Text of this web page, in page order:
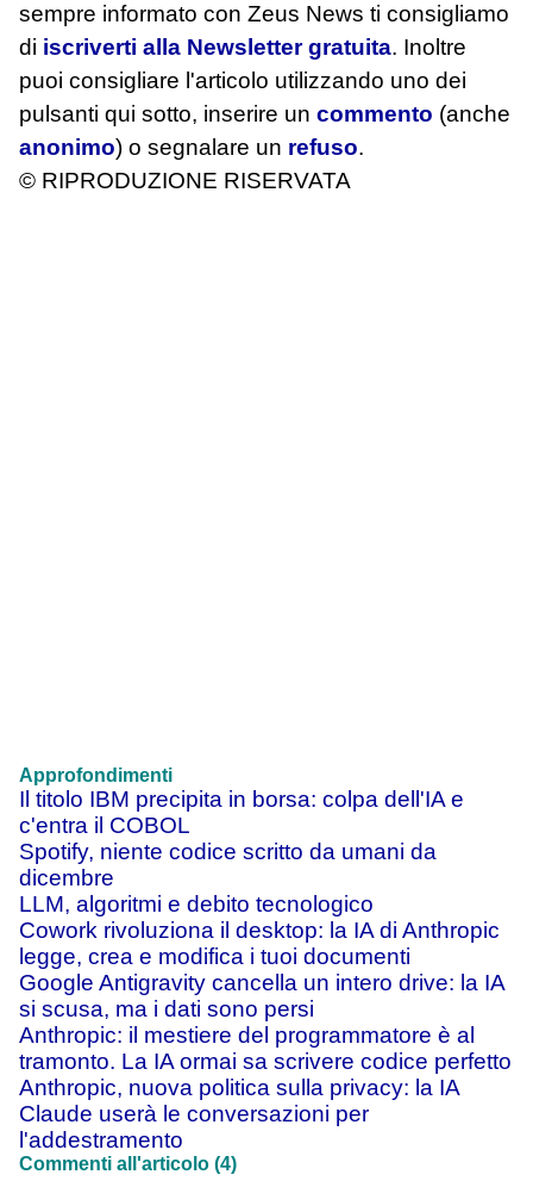
sempre informato con Zeus News ti consigliamo
di iscriverti alla Newsletter gratuita. Inoltre
puoi consigliare l'articolo utilizzando uno dei
pulsanti qui sotto, inserire un commento (anche
anonimo) o segnalare un refuso.
© RIPRODUZIONE RISERVATA
Approfondimenti
Il titolo IBM precipita in borsa: colpa dell'IA e
c'entra il COBOL
Spotify, niente codice scritto da umani da
dicembre
LLM, algoritmi e debito tecnologico
Cowork rivoluziona il desktop: la IA di Anthropic
legge, crea e modifica i tuoi documenti
Google Antigravity cancella un intero drive: la IA
si scusa, ma i dati sono persi
Anthropic: il mestiere del programmatore è al
tramonto. La IA ormai sa scrivere codice perfetto
Anthropic, nuova politica sulla privacy: la IA
Claude userà le conversazioni per
l'addestramento
Commenti all'articolo (4)